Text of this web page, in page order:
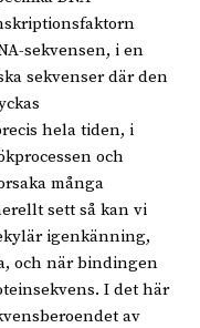
sekvensen, i en
sekvenser där den
hela tiden, i
och
många
sett så kan vi
igenkänning,
och när bindingen
I det här
av